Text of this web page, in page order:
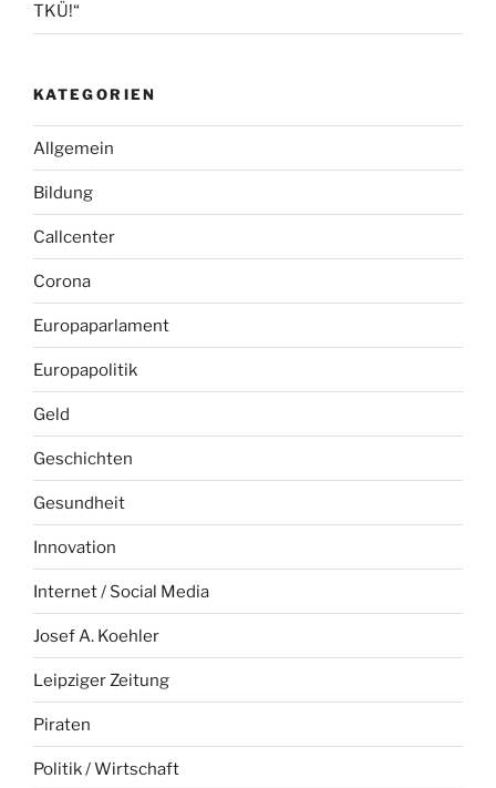
TKÜ!“
KATEGORIEN
Allgemein
Bildung
Callcenter
Corona
Europaparlament
Europapolitik
Geld
Geschichten
Gesundheit
Innovation
Internet / Social Media
Josef A. Koehler
Leipziger Zeitung
Piraten
Politik / Wirtschaft